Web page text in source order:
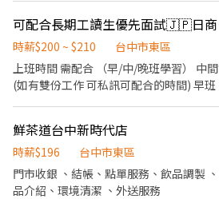
外，為了保障大家的健康與安全，報到
膳人員體檢報告】，這點請先留意。 〝
們相信，喜歡這份工作的人，一定也會喜
面試邀約，就能拿到一張【品牌餐飲體驗
在正式加入前，先感受一下阿爾法的溫度
https://ocard.co/event/coupon/
庭！我們在這裡等你 🙌
A8櫃位 我們工作時間彈性可以作調整與
就業或是想兼具工作與照顧家庭者. 2. 想
戰者. 歡迎加入我們的大家庭👍一起向成
可於營業時間內致電或備履歷親洽面談喔
🙏非常感謝
負責洗、剝、削、切各種食材。 ．負責
具。 ．準備不同餐點所需要的食材。 ．
量。 ．負責擺盤、打包外帶服務。
時薪$200 ~ $210
台中市東區
上班時間 需配合 （早/中/晚班學習） 中
(如有雙份工作 可私訊可配合的時間) 早班
件 ▪職前教育訓練，歡迎無經驗者加入!!
生、實習簽約、寒暑假打工 ▪彈性排班：
表 ⭕工作內容 ▪外場 帶客入座→介紹
充→確認結帳金額→收銀結帳 等 ▪內場
鮮茶道台中新時代店
時薪$196
台中市東區
門市收銀 、結帳、點單服務、飲品調製
品介紹、環境清潔 、外送服務